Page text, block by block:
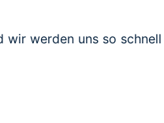
wir werden uns so